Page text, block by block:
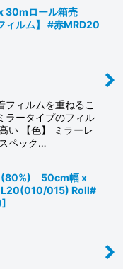
30mロール箱売
ィルム】 #赤MRD20
フィルムを重ねるこ
ラータイプのフィル
い 【色】 ミラーレ
ペック…
50cm幅 x
015) Roll#
]